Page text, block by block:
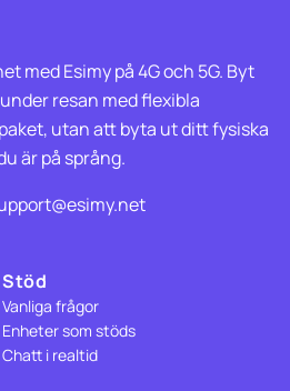
med Esimy på 4G och 5G. Byt
resan med flexibla
utan att byta ut ditt fysiska
är på språng.
Stöd
Vanliga frågor
Enheter som stöds
Chatt i realtid